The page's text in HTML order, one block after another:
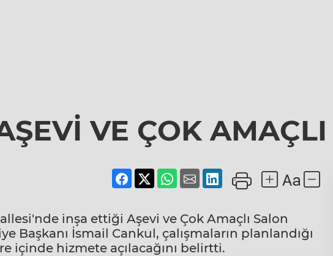
VE ÇOK
inşa ettiği Aşevi ve Çok Amaçlı Salon
Başkanı İsmail Cankul, çalışmaların planlandığı
içinde hizmete açılacağını belirtti.